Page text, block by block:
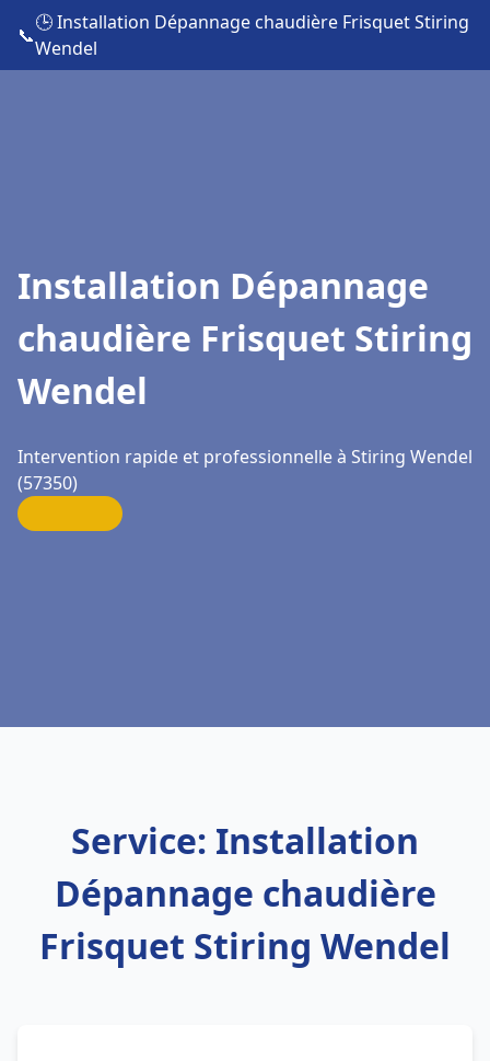
📞
🕒 Installation Dépannage chaudière Frisquet Stiring
Wendel
Installation Dépannage
chaudière Frisquet Stiring
Wendel
Intervention rapide et professionnelle à Stiring Wendel
(57350)
Service: Installation
Dépannage chaudière
Frisquet Stiring Wendel